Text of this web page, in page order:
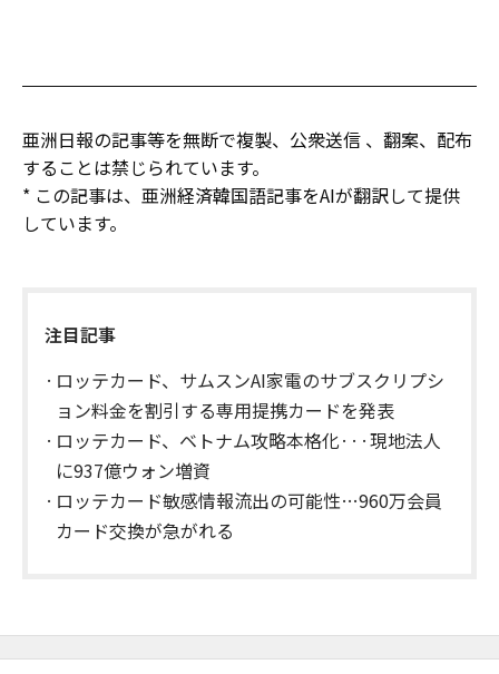
亜洲日報の記事等を無断で複製、公衆送信 、翻案、配布
することは禁じられています。
* この記事は、亜洲経済韓国語記事をAIが翻訳して提供
しています。
注目記事
ロッテカード、サムスンAI家電のサブスクリプシ
ョン料金を割引する専用提携カードを発表
ロッテカード、ベトナム攻略本格化···現地法人
に937億ウォン増資
ロッテカード敏感情報流出の可能性…960万会員
カード交換が急がれる